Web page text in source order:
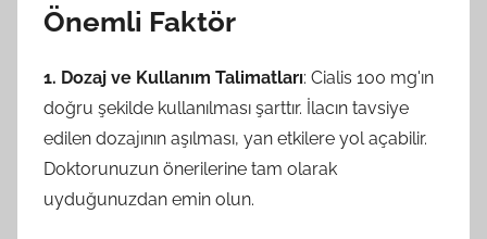
Önemli Faktör
1. Dozaj ve Kullanım Talimatları: Cialis 100 mg'ın
doğru şekilde kullanılması şarttır. İlacın tavsiye
edilen dozajının aşılması, yan etkilere yol açabilir.
Doktorunuzun önerilerine tam olarak
uyduğunuzdan emin olun.